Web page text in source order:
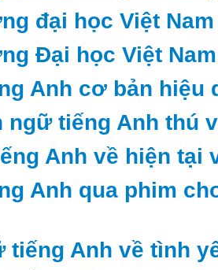
đại học Việt
Đại học Việt
Anh cơ bản hiệu
ngữ tiếng Anh thú
Anh về hiện tại
Anh qua phim
tiếng Anh về tình